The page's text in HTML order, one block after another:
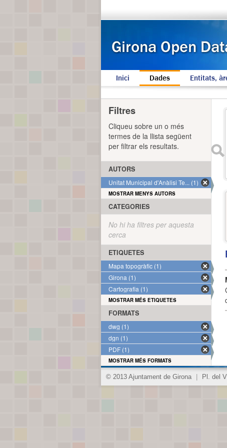
Inici Dades Entitats,
Filtres
Cliqueu sobre un o més
termes de la llista següent
per filtrar els resultats.
AUTORS
Unitat Municipal d'Anàlisi Te... (1)
MOSTRAR MENYS AUTORS
CATEGORIES
No hi ha filtres per aquesta
cerca
ETIQUETES
Mapa topogràfic (1)
Girona (1)
Cartografia (1)
MOSTRAR MÉS ETIQUETES
FORMATS
dwg (1)
dgn (1)
PDF (1)
MOSTRAR MÉS FORMATS
© 2013 Ajuntament de Girona Pl. del